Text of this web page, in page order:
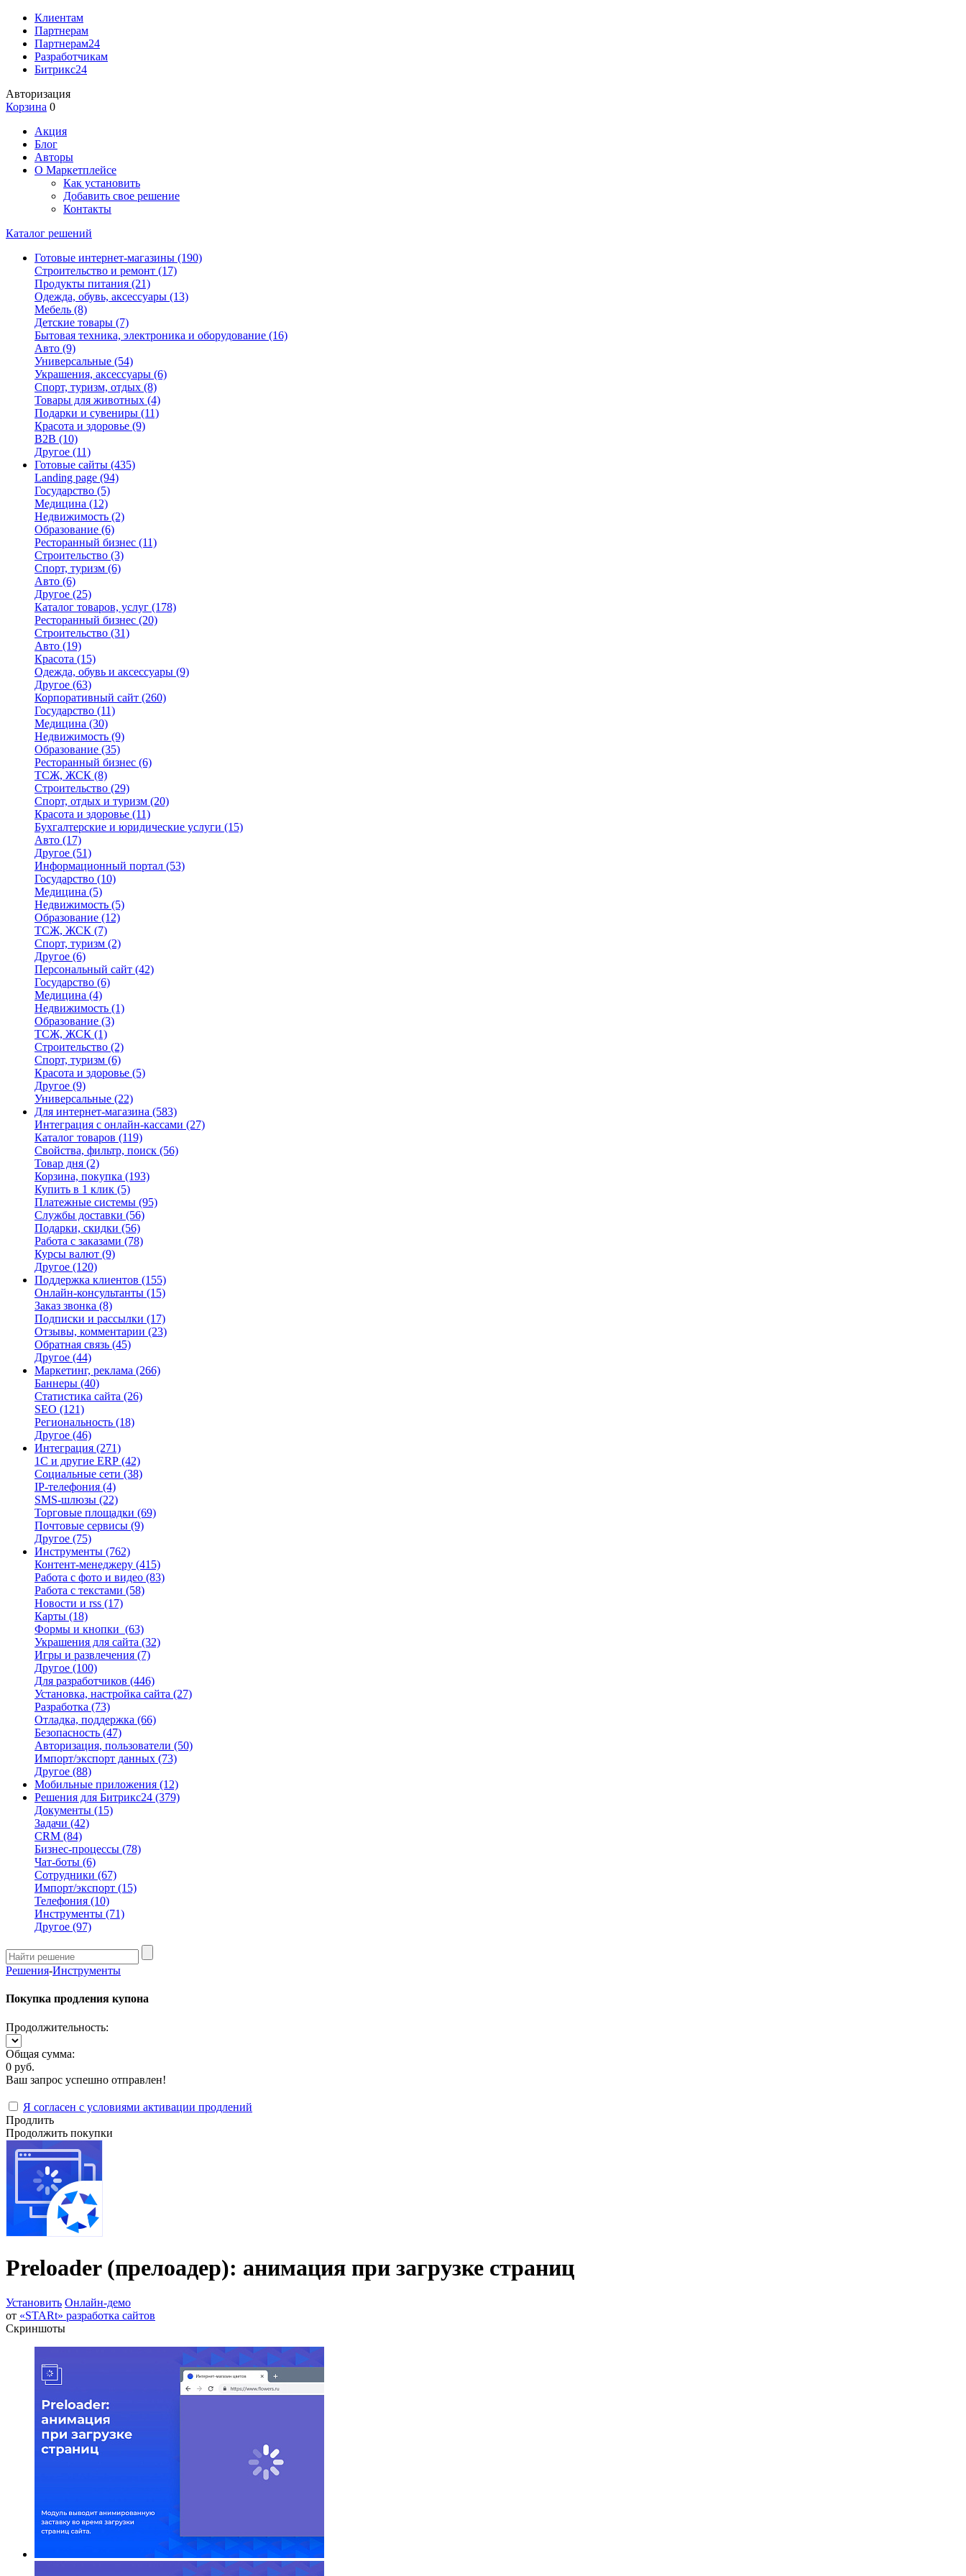
Клиентам
Партнерам
Партнерам24
Разработчикам
Битрикс24
Авторизация
Корзина 0
Акция
Блог
Авторы
О Маркетплейсе
Как установить
Добавить свое решение
Контакты
Каталог решений
Готовые интернет-магазины (190)
Строительство и ремонт (17)
Продукты питания (21)
Одежда, обувь, аксессуары (13)
Мебель (8)
Детские товары (7)
Бытовая техника, электроника и оборудование (16)
Авто (9)
Универсальные (54)
Украшения, аксессуары (6)
Спорт, туризм, отдых (8)
Товары для животных (4)
Подарки и сувениры (11)
Красота и здоровье (9)
B2B (10)
Другое (11)
Готовые сайты (435)
Landing page (94)
Государство (5)
Медицина (12)
Недвижимость (2)
Образование (6)
Ресторанный бизнес (11)
Строительство (3)
Спорт, туризм (6)
Авто (6)
Другое (25)
Каталог товаров, услуг (178)
Ресторанный бизнес (20)
Строительство (31)
Авто (19)
Красота (15)
Одежда, обувь и аксессуары (9)
Другое (63)
Корпоративный сайт (260)
Государство (11)
Медицина (30)
Недвижимость (9)
Образование (35)
Ресторанный бизнес (6)
ТСЖ, ЖСК (8)
Строительство (29)
Спорт, отдых и туризм (20)
Красота и здоровье (11)
Бухгалтерские и юридические услуги (15)
Авто (17)
Другое (51)
Информационный портал (53)
Государство (10)
Медицина (5)
Недвижимость (5)
Образование (12)
ТСЖ, ЖСК (7)
Спорт, туризм (2)
Другое (6)
Персональный сайт (42)
Государство (6)
Медицина (4)
Недвижимость (1)
Образование (3)
ТСЖ, ЖСК (1)
Строительство (2)
Спорт, туризм (6)
Красота и здоровье (5)
Другое (9)
Универсальные (22)
Для интернет-магазина (583)
Интеграция с онлайн-кассами (27)
Каталог товаров (119)
Свойства, фильтр, поиск (56)
Товар дня (2)
Корзина, покупка (193)
Купить в 1 клик (5)
Платежные системы (95)
Службы доставки (56)
Подарки, скидки (56)
Работа с заказами (78)
Курсы валют (9)
Другое (120)
Поддержка клиентов (155)
Онлайн-консультанты (15)
Заказ звонка (8)
Подписки и рассылки (17)
Отзывы, комментарии (23)
Обратная связь (45)
Другое (44)
Маркетинг, реклама (266)
Баннеры (40)
Статистика сайта (26)
SEO (121)
Региональность (18)
Другое (46)
Интеграция (271)
1С и другие ERP (42)
Социальные сети (38)
IP-телефония (4)
SMS-шлюзы (22)
Торговые площадки (69)
Почтовые сервисы (9)
Другое (75)
Инструменты (762)
Контент-менеджеру (415)
Работа с фото и видео (83)
Работа с текстами (58)
Новости и rss (17)
Карты (18)
Формы и кнопки (63)
Украшения для сайта (32)
Игры и развлечения (7)
Другое (100)
Для разработчиков (446)
Установка, настройка сайта (27)
Разработка (73)
Отладка, поддержка (66)
Безопасность (47)
Авторизация, пользователи (50)
Импорт/экспорт данных (73)
Другое (88)
Мобильные приложения (12)
Решения для Битрикс24 (379)
Документы (15)
Задачи (42)
CRM (84)
Бизнес-процессы (78)
Чат-боты (6)
Сотрудники (67)
Импорт/экспорт (15)
Телефония (10)
Инструменты (71)
Другое (97)
Решения-Инструменты
Покупка продления купона
Продолжительность:
Общая сумма:
0 руб.
Ваш запрос успешно отправлен!
Я согласен с условиями активации продлений
Продлить
Продолжить покупки
Preloader (прелоадер): анимация при загрузке страниц
Установить Онлайн-демо
от «STARt» разработка сайтов
Скриншоты